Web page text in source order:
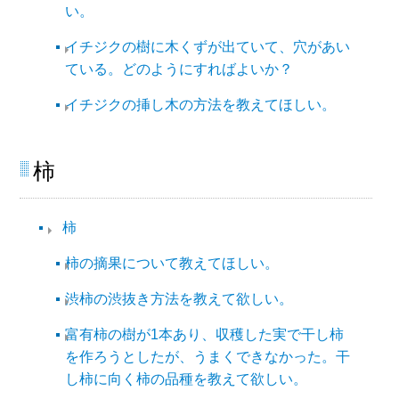
い。
イチジクの樹に木くずが出ていて、穴があい
ている。どのようにすればよいか？
イチジクの挿し木の方法を教えてほしい。
柿​
柿​
柿の摘果について教えてほしい。
渋柿の渋抜き方法を教えて欲しい。
富有柿の樹が1本あり、収穫した実で干し柿
を作ろうとしたが、うまくできなかった。干
し柿に向く柿の品種を教えて欲しい。